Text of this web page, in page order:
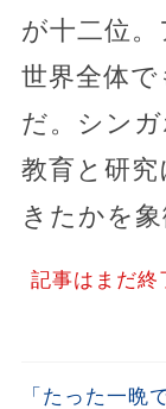
が十二位。
世界全体
だ。シン
教育と研
きたかを
記事はまだ終
「たった一晩